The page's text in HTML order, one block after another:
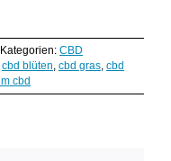
Kategorien: CBD
cbd blüten, cbd gras, cbd
cbd